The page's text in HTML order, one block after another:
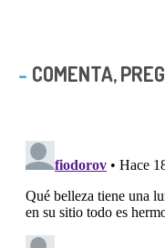
COMENTA,